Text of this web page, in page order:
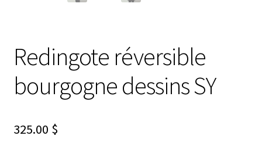
Redingote réversible
bourgogne dessins SY
325.00 $